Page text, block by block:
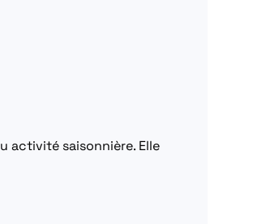
activité saisonnière. Elle